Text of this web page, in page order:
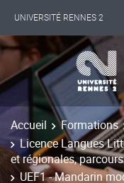
UNIVERSITÉ RENNES 2
INTERNATIONAL
LES NOUVELLES DE
Accueil Formations
Licence Langues
et régionales,
UEF1 - Mandarin